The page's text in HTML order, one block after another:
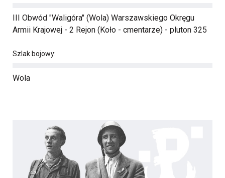
III Obwód "Waligóra" (Wola) Warszawskiego Okręgu
Armii Krajowej - 2 Rejon (Koło - cmentarze) - pluton 325
Szlak bojowy:
Wola